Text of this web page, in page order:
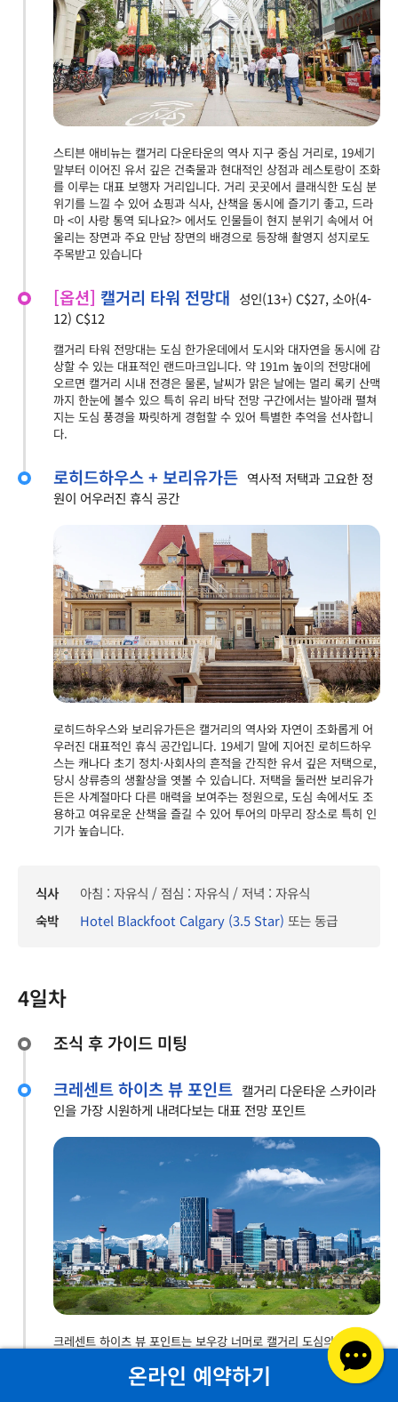
스티븐 애비뉴는 캘거리 다운타운의 역사 지구 중심 거리로, 19세기
말부터 이어진 유서 깊은 건축물과 현대적인 상점과 레스토랑이 조화
를 이루는 대표 보행자 거리입니다. 거리 곳곳에서 클래식한 도심 분
위기를 느낄 수 있어 쇼핑과 식사, 산책을 동시에 즐기기 좋고, 드라
마 <이 사랑 통역 되나요?> 에서도 인물들이 현지 분위기 속에서 어
울리는 장면과 주요 만남 장면의 배경으로 등장해 촬영지 성지로도
주목받고 있습니다
[옵션] 캘거리 타워 전망대 성인(13+) C$27, 소아(4-
12) C$12
캘거리 타워 전망대는 도심 한가운데에서 도시와 대자연을 동시에 감
상할 수 있는 대표적인 랜드마크입니다. 약 191m 높이의 전망대에
오르면 캘거리 시내 전경은 물론, 날씨가 맑은 날에는 멀리 록키 산맥
까지 한눈에 볼수 있으 특히 유리 바닥 전망 구간에서는 발아래 펼쳐
지는 도심 풍경을 짜릿하게 경험할 수 있어 특별한 추억을 선사합니
다.
로히드하우스 + 보리유가든 역사적 저택과 고요한 정
원이 어우러진 휴식 공간
로히드하우스와 보리유가든은 캘거리의 역사와 자연이 조화롭게 어
우러진 대표적인 휴식 공간입니다. 19세기 말에 지어진 로히드하우
스는 캐나다 초기 정치·사회사의 흔적을 간직한 유서 깊은 저택으로,
당시 상류층의 생활상을 엿볼 수 있습니다. 저택을 둘러싼 보리유가
든은 사계절마다 다른 매력을 보여주는 정원으로, 도심 속에서도 조
용하고 여유로운 산책을 즐길 수 있어 투어의 마무리 장소로 특히 인
기가 높습니다.
식사
아침 : 자유식 / 점심 : 자유식 / 저녁 : 자유식
숙박
Hotel Blackfoot Calgary (3.5 Star) 또는 동급
4일차
조식 후 가이드 미팅
크레센트 하이츠 뷰 포인트 캘거리 다운타운 스카이라
인을 가장 시원하게 내려다보는 대표 전망 포인트
크레센트 하이츠 뷰 포인트는 보우강 너머로 캘거리 도심의 고층 빌
딩이 한눈에 들어오는 곳으로, 낮 시간에 방문하면 스카이라인이 또
렷하고 깔끔하게 보입니다. 전망이 넓게 트여 있어 단체 기념사진을
남기기 좋고, 도심과 강, 다리 풍경이 함께 어우러져 ‘캘거리다운’ 전
온라인 예약하기